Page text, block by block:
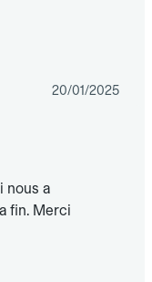
20/01/2025
nous a
fin. Merci